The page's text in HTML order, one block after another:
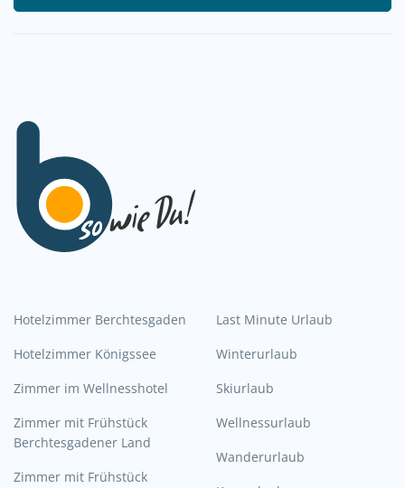
Hotelzimmer Berchtesgaden
Hotelzimmer Königssee
Zimmer im Wellnesshotel
Zimmer mit Frühstück
Berchtesgadener Land
Zimmer mit Frühstück
Last Minute Urlaub
Winterurlaub
Skiurlaub
Wellnessurlaub
Wanderurlaub